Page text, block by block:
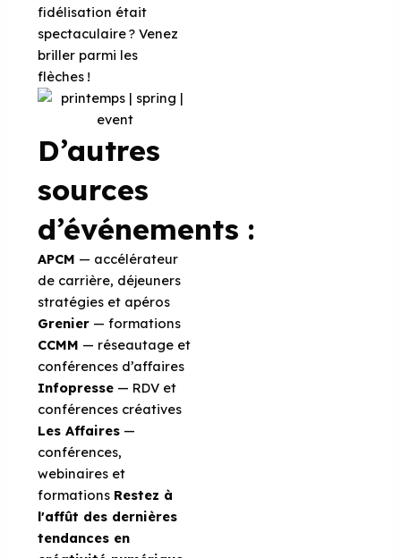
fidélisation était
spectaculaire ? Venez
briller parmi les
flèches !
D’autres
sources
d’événements :
APCM — accélérateur
de carrière, déjeuners
stratégies et apéros
Grenier — formations
CCMM — réseautage et
conférences d’affaires
Infopresse — RDV et
conférences créatives
Les Affaires —
conférences,
webinaires et
formations Restez à
l'affût des dernières
tendances en